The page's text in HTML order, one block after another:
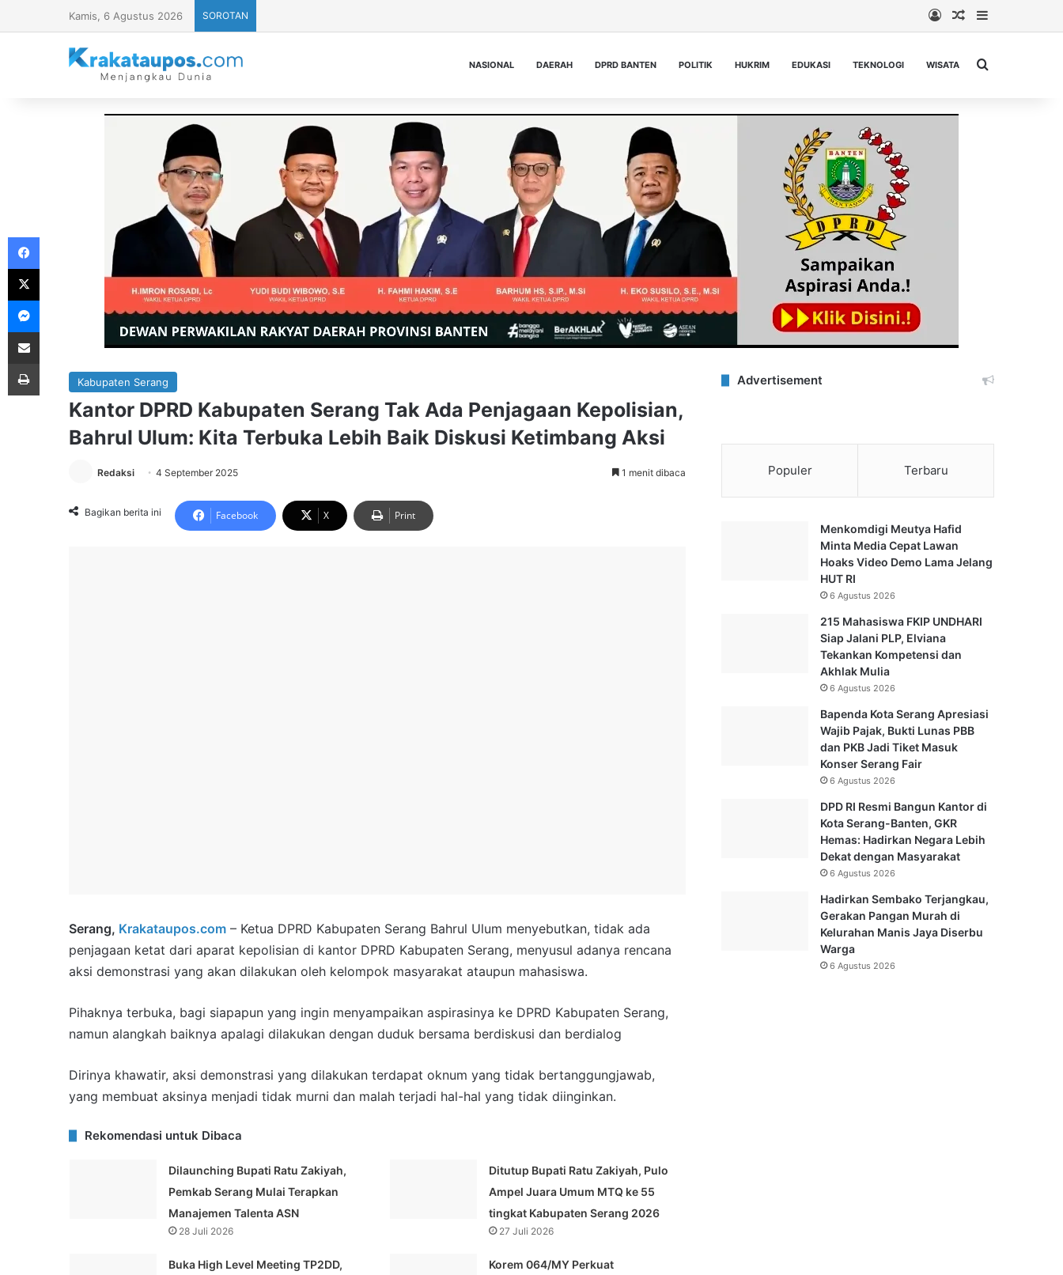
Kamis, 6 Agustus 2026 SOROTAN Log InRandom Article
NASIONAL DAERAH DPRD BANTEN POLITIK HUKRIM EDUKASI TEKNOLOGI WISATA Cari berita...
Kabupaten Serang
Kantor DPRD Kabupaten Serang Tak Ada Penjagaan Kepolisian,
Bahrul Ulum: Kita Terbuka Lebih Baik Diskusi Ketimbang Aksi
Redaksi 4 September 2025 1 menit dibaca
Bagikan berita ini Facebook X Print
Serang, Krakataupos.com – Ketua DPRD Kabupaten Serang Bahrul Ulum menyebutkan, tidak ada
penjagaan ketat dari aparat kepolisian di kantor DPRD Kabupaten Serang, menyusul adanya rencana
aksi demonstrasi yang akan dilakukan oleh kelompok masyarakat ataupun mahasiswa.
Pihaknya terbuka, bagi siapapun yang ingin menyampaikan aspirasinya ke DPRD Kabupaten Serang,
namun alangkah baiknya apalagi dilakukan dengan duduk bersama berdiskusi dan berdialog
Dirinya khawatir, aksi demonstrasi yang dilakukan terdapat oknum yang tidak bertanggungjawab,
yang membuat aksinya menjadi tidak murni dan malah terjadi hal-hal yang tidak diinginkan.
Rekomendasi untuk Dibaca
Dilaunching Bupati Ratu Zakiyah,
Pemkab Serang Mulai Terapkan
Manajemen Talenta ASN
28 Juli 2026
Ditutup Bupati Ratu Zakiyah, Pulo
Ampel Juara Umum MTQ ke 55
tingkat Kabupaten Serang 2026
27 Juli 2026
Buka High Level Meeting TP2DD,
Korem 064/MY Perkuat
Advertisement
Populer Terbaru
Menkomdigi Meutya Hafid
Minta Media Cepat Lawan
Hoaks Video Demo Lama Jelang
HUT RI
6 Agustus 2026
215 Mahasiswa FKIP UNDHARI
Siap Jalani PLP, Elviana
Tekankan Kompetensi dan
Akhlak Mulia
6 Agustus 2026
Bapenda Kota Serang Apresiasi
Wajib Pajak, Bukti Lunas PBB
dan PKB Jadi Tiket Masuk
Konser Serang Fair
6 Agustus 2026
DPD RI Resmi Bangun Kantor di
Kota Serang-Banten, GKR
Hemas: Hadirkan Negara Lebih
Dekat dengan Masyarakat
6 Agustus 2026
Hadirkan Sembako Terjangkau,
Gerakan Pangan Murah di
Kelurahan Manis Jaya Diserbu
Warga
6 Agustus 2026